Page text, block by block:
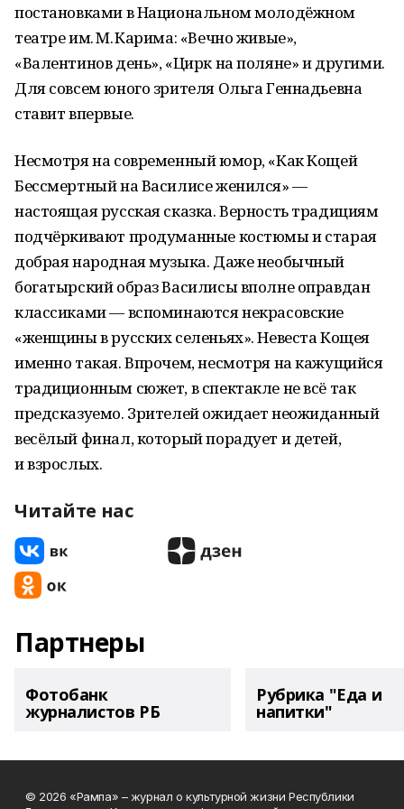
постановками в Национальном молодёжном
театре им. М. Карима: «Вечно живые»,
«Валентинов день», «Цирк на поляне» и другими.
Для совсем юного зрителя Ольга Геннадьевна
ставит впервые.
Несмотря на современный юмор, «Как Кощей
Бессмертный на Василисе женился» —
настоящая русская сказка. Верность традициям
подчёркивают продуманные костюмы и старая
добрая народная музыка. Даже необычный
богатырский образ Василисы вполне оправдан
классиками — вспоминаются некрасовские
«женщины в русских селеньях». Невеста Кощея
именно такая. Впрочем, несмотря на кажущийся
традиционным сюжет, в спектакле не всё так
предсказуемо. Зрителей ожидает неожиданный
весёлый финал, который порадует и детей,
и взрослых.
Читайте нас
Партнеры
Фотобанк
журналистов РБ
Рубрика "Еда и
напитки"
© 2026 «Рампа» – журнал о культурной жизни Республики